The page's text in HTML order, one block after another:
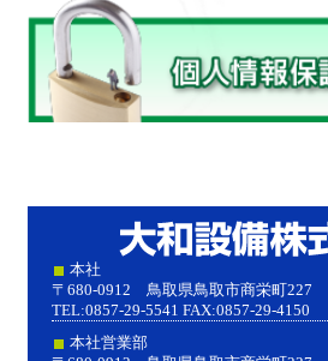
本社
〒680-0912 鳥取県鳥取市商栄町227
TEL:0857-29-5541 FAX:0857-29-4150
本社営業部